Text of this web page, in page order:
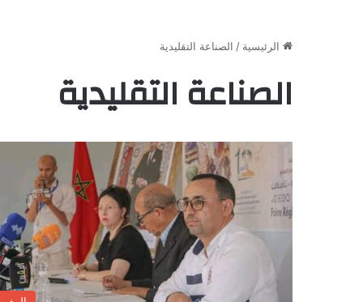
الرئيسية / الصناعة التقليدية
الصناعة التقليدية